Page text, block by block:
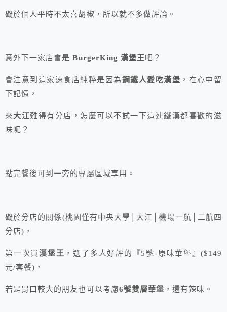
礙於個人平時不太喜胡椒，所以就不多做評論。
意外下一家店會是BurgerKing 漢堡王吧？
會注意到這家速食店純粹是因為鋼鐵人愛吃漢堡 ，在心中留
下記憶，
來大江難得有分店，怎麼可以不試一下這連鐵漢都喜歡的滋
味呢？
點完餐後可到一旁的專屬區域享用。
礙於分店的關係(桃園僅有中央大學│大江│機場一航│二航四
分店)，
第一次買漢堡王 ，選了多人好評的『5號-原味華堡』($149
元/套餐)，
若是胃口較大的朋友也可以考慮6號雙層華堡 ，還有辣味。